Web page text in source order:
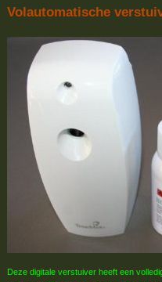
Volautomatische
Deze digitale verstuiver heeft een